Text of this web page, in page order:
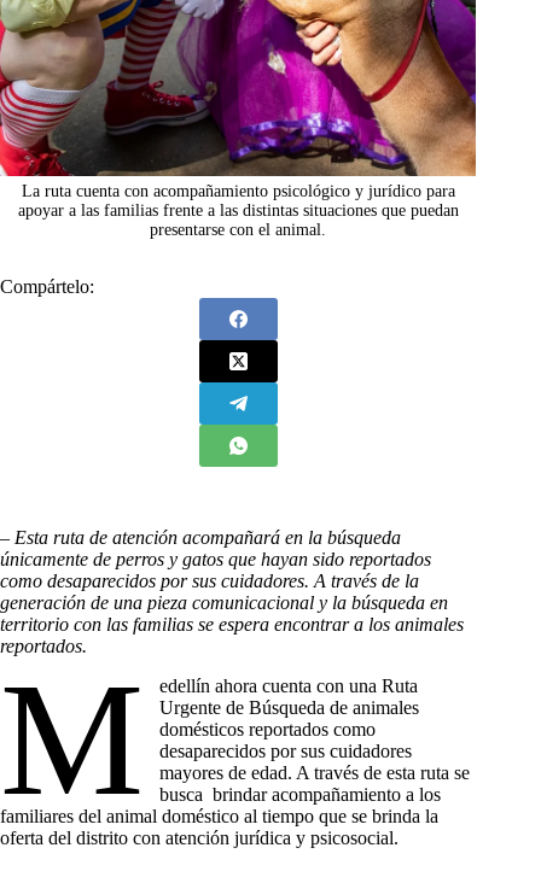
La ruta cuenta con acompañamiento psicológico y jurídico para
apoyar a las familias frente a las distintas situaciones que puedan
presentarse con el animal.
Compártelo:
– Esta ruta de atención acompañará en la búsqueda
únicamente de perros y gatos que hayan sido reportados
como desaparecidos por sus cuidadores. A través de la
generación de una pieza comunicacional y la búsqueda en
territorio con las familias se espera encontrar a los animales
reportados.
M
edellín ahora cuenta con una Ruta
Urgente de Búsqueda de animales
domésticos reportados como
desaparecidos por sus cuidadores
mayores de edad. A través de esta ruta se
busca brindar acompañamiento a los
familiares del animal doméstico al tiempo que se brinda la
oferta del distrito con atención jurídica y psicosocial.